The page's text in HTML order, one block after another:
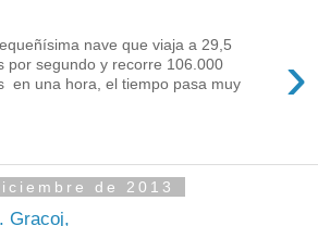
›
nave que viaja a 29,5
por segundo y recorre 106.000
en una hora, el tiempo pasa muy
de 2013
Gracoj,